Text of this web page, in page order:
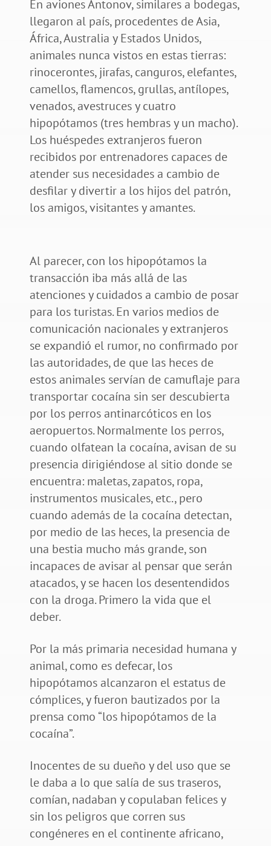
En aviones Antonov, similares a bodegas,
llegaron al país, procedentes de Asia,
África, Australia y Estados Unidos,
animales nunca vistos en estas tierras:
rinocerontes, jirafas, canguros, elefantes,
camellos, flamencos, grullas, antílopes,
venados, avestruces y cuatro
hipopótamos (tres hembras y un macho).
Los huéspedes extranjeros fueron
recibidos por entrenadores capaces de
atender sus necesidades a cambio de
desfilar y divertir a los hijos del patrón,
los amigos, visitantes y amantes.
Al parecer, con los hipopótamos la
transacción iba más allá de las
atenciones y cuidados a cambio de posar
para los turistas. En varios medios de
comunicación nacionales y extranjeros
se expandió el rumor, no confirmado por
las autoridades, de que las heces de
estos animales servían de camuflaje para
transportar cocaína sin ser descubierta
por los perros antinarcóticos en los
aeropuertos. Normalmente los perros,
cuando olfatean la cocaína, avisan de su
presencia dirigiéndose al sitio donde se
encuentra: maletas, zapatos, ropa,
instrumentos musicales, etc., pero
cuando además de la cocaína detectan,
por medio de las heces, la presencia de
una bestia mucho más grande, son
incapaces de avisar al pensar que serán
atacados, y se hacen los desentendidos
con la droga. Primero la vida que el
deber.
Por la más primaria necesidad humana y
animal, como es defecar, los
hipopótamos alcanzaron el estatus de
cómplices, y fueron bautizados por la
prensa como “los hipopótamos de la
cocaína”.
Inocentes de su dueño y del uso que se
le daba a lo que salía de sus traseros,
comían, nadaban y copulaban felices y
sin los peligros que corren sus
congéneres en el continente africano,